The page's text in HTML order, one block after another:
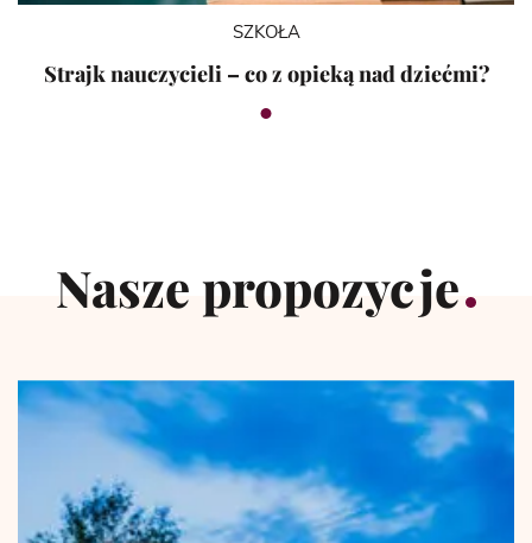
SZKOŁA
Strajk nauczycieli – co z opieką nad dziećmi?
Nasze propozycje